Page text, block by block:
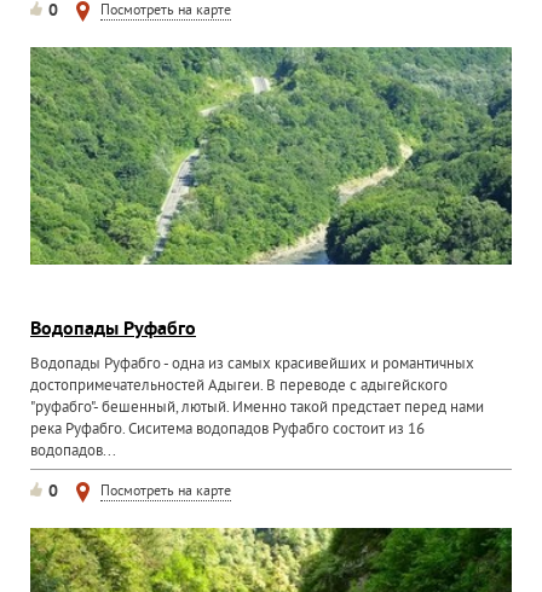
0 Посмотреть на карте
Водопады Руфабго
Водопады Руфабго - одна из самых красивейших и романтичных
достопримечательностей Адыгеи. В переводе с адыгейского
"руфабго"- бешенный, лютый. Именно такой предстает перед нами
река Руфабго. Сиситема водопадов Руфабго состоит из 16
водопадов...
0 Посмотреть на карте